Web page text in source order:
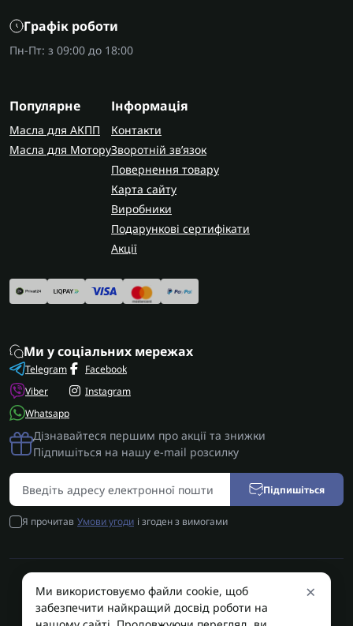
Графік роботи
Пн-Пт: з 09:00 до 18:00
Популярне
Масла для АКПП
Масла для Мотору
Інформація
Контакти
Зворотній зв’язок
Повернення товару
Карта сайту
Виробники
Подарункові сертифікати
Акції
Ми у соціальних мережах
Telegram
Viber
Whatsapp
Facebook
Instagram
Дізнавайтеся першим про акції та знижки
Підпишіться на нашу e-mail розсилку
Підпишіться
Я прочитав Умови угоди і згоден з вимогами
AUTOSHIFT | Запчастини АКПП | Ремонт АКПП © 2026
AUTOSHIFT
×
Ми використовуємо файли cookie, щоб
забезпечити найкращий досвід роботи на